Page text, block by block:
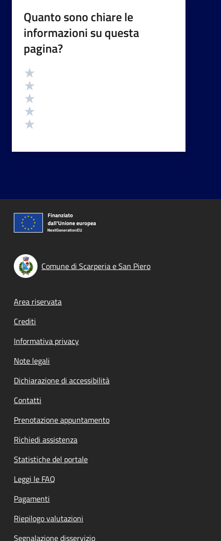
Quanto sono chiare le
informazioni su questa
pagina?
Valutazione
Comune di Scarperia e San Piero
Footer menu
Area riservata
Crediti
Informativa privacy
Note legali
Dichiarazione di accessibilità
Contatti
Prenotazione appuntamento
Richiedi assistenza
Statistiche del portale
Leggi le FAQ
Pagamenti
Riepilogo valutazioni
Segnalazione disservizio